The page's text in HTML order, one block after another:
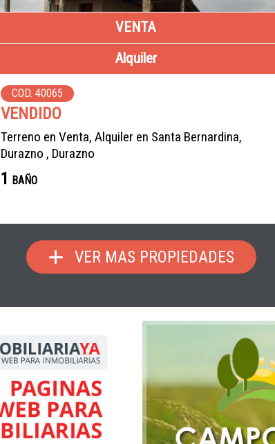
VENTA
Alquiler
COD. 40065
VENDIDO
Terreno en Venta, Alquiler en Santa Bernardina,
Durazno , Durazno
1 BAÑO
VER MAS PROPIEDADES